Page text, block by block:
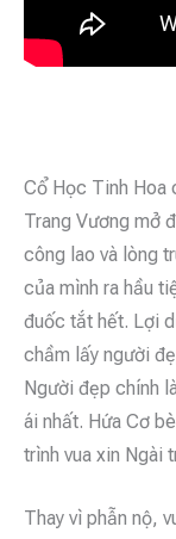
Cổ Học Tinh Hoa
Trang Vương mở
công lao và lòng
của mình ra hầu
đuốc tắt hết. Lợi
chầm lấy người
Người đẹp chính
ái nhất. Hứa Cơ
trình vua xin Ngài
Thay vì phẫn nộ,